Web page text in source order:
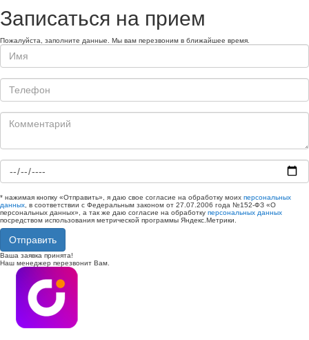
Записаться на прием
Пожалуйста, заполните данные. Мы вам перезвоним в ближайшее время.
* нажимая кнопку «Отправить», я даю свое согласие на обработку моих персональных
данных , в соответствии с Федеральным законом от 27.07.2006 года №152-ФЗ «О
персональных данных», а так же даю согласие на обработку персональных данных
посредством использования метрической программы Яндекс.Метрики.
Отправить
Ваша заявка принята!
Наш менеджер перезвонит Вам.